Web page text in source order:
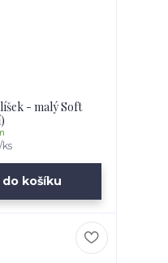
- malý Soft
/ks
košíku